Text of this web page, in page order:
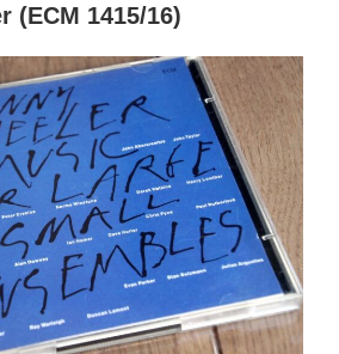
(ECM 1415/16)